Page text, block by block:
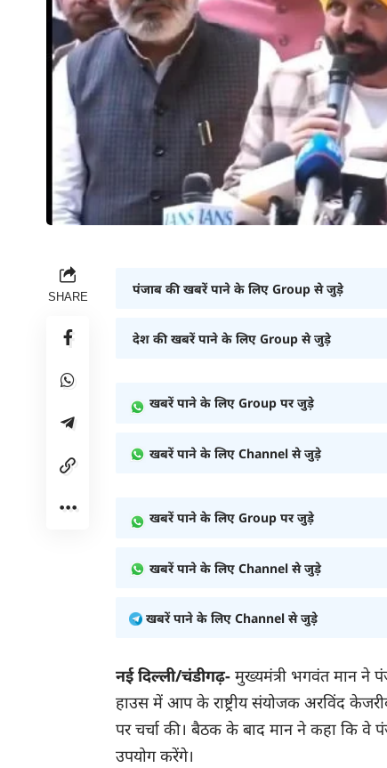
SHARE पंजाब की खबरें पाने के लिए Group से जुड़े
देश की खबरें पाने के लिए Group से जुड़े
खबरें पाने के लिए Group पर जुड़े
खबरें पाने के लिए Channel से जुड़े
खबरें पाने के लिए Group पर जुड़े
खबरें पाने के लिए Channel से जुड़े
खबरें पाने के लिए Channel से जुड़े
नई दिल्ली/चंडीगढ़- मुख्यमंत्री भगवंत मान ने
हाउस में आप के राष्ट्रीय संयोजक अरविंद
पर चर्चा की। बैठक के बाद मान ने कहा कि
उपयोग करेंगे।